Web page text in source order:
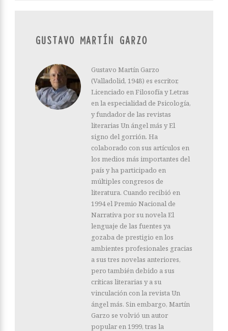
GUSTAVO MARTÍN GARZO
Gustavo Martín Garzo
(Valladolid, 1948) es escritor,
Licenciado en Filosofía y Letras
en la especialidad de Psicología,
y fundador de las revistas
literarias Un ángel más y El
signo del gorrión. Ha
colaborado con sus artículos en
los medios más importantes del
país y ha participado en
múltiples congresos de
literatura. Cuando recibió en
1994 el Premio Nacional de
Narrativa por su novela El
lenguaje de las fuentes ya
gozaba de prestigio en los
ambientes profesionales gracias
a sus tres novelas anteriores,
pero también debido a sus
críticas literarias y a su
vinculación con la revista Un
ángel más. Sin embargo, Martín
Garzo se volvió un autor
popular en 1999, tras la